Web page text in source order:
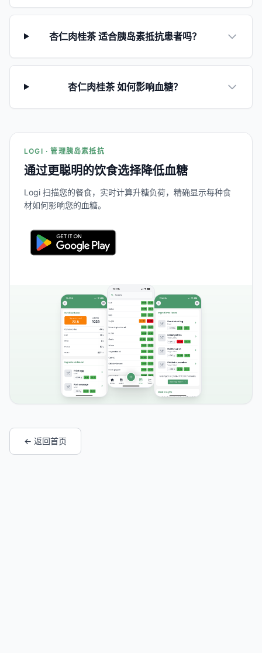
杏仁肉桂茶 适合胰岛素抵抗患者吗？
杏仁肉桂茶 如何影响血糖？
LOGI · 管理胰岛素抵抗
通过更聪明的饮食选择降低血糖
Logi 扫描您的餐食，实时计算升糖负荷，精确显示每种食
材如何影响您的血糖。
← 返回首页